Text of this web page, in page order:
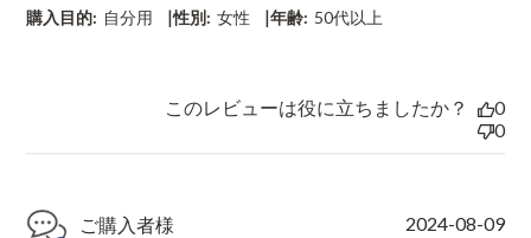
購入目的: 自分用 |性別: 女性 |年齢: 50代以上
このレビューは役に立ちましたか？
0
0
ご購入者様
P
2024-08-09